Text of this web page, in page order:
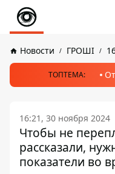
Новости ГРОШІ
ТОПТЕМА:
16:21, 30 ноября 2024
Чтобы не
рассказали,
показатели во